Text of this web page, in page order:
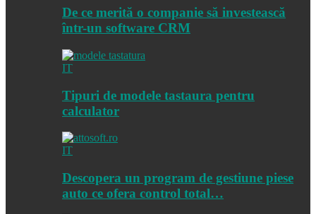
De ce merită o companie să investească
într-un software CRM
IT
Tipuri de modele tastaura pentru
calculator
IT
Descopera un program de gestiune piese
auto ce ofera control total…